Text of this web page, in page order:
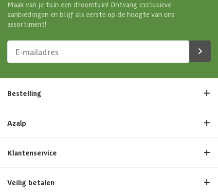
Maak van je tuin een droomtuin! Ontvang exclusieve
aanbiedingen en blijf als eerste op de hoogte van ons
assortiment!
Bestelling
Azalp
Klantenservice
Veilig betalen